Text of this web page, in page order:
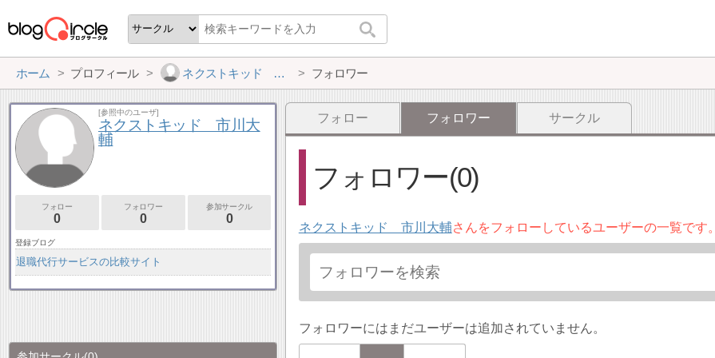
ホーム プロフィール ネクストキッド 市川大輔 フォロワー
フォロー フォロワー サークル
フォロワー(0)
ネクストキッド 市川大輔さんをフォローしているユーザーの一覧です。
フォロワーにはまだユーザーは追加されていません。
[参照中のユーザ]
ネクストキッド 市川大
輔
フォロー
0
フォロワー
0
参加サークル
0
登録ブログ
退職代行サービスの比較サイト